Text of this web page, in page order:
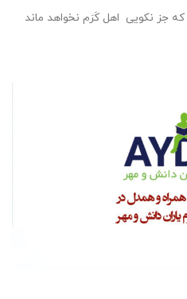
جز نکویی اهل کَرَم نخواهد ماند